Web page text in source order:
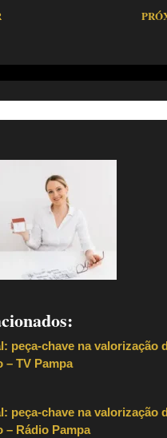
peça-chave na valorização
– TV Pampa
peça-chave na valorização
– Rádio Pampa